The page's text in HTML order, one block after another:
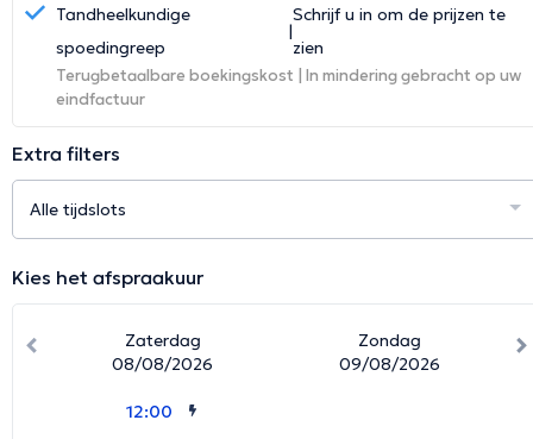
Tandheelkundige
spoedingreep
|
Schrijf u in om de prijzen te
zien
Terugbetaalbare boekingskost | In mindering gebracht op uw
eindfactuur
Extra filters
Kies het afspraakuur
Zaterdag
08/08/2026
12:00
Zondag
09/08/2026
Betalingsmethoden
Afspraakvoorwaarden